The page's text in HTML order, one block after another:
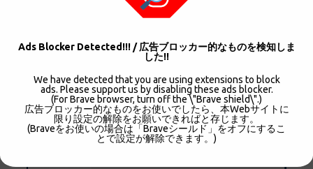
Ads Blocker Detected!!! / 広告ブロッカー的なものを検知しま
した!!
We have detected that you are using extensions to block
ads. Please support us by disabling these ads blocker.
(For Brave browser, turn off the \"Brave shield\".)
広告ブロッカー的なものをお使いでしたら、本Webサイトに
限り設定の解除をお願いできればと存じます。
(Braveをお使いの場合は「Braveシールド」をオフにするこ
とで設定が解除できます。)